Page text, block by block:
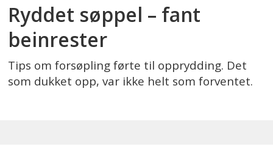
Ryddet søppel – fant
beinrester
Tips om forsøpling førte til opprydding. Det
som dukket opp, var ikke helt som forventet.